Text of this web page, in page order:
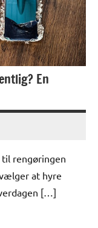
En
rengøringen
at hyre
[…]